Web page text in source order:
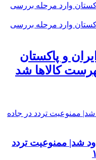
و پاکستان
کالاها شد
شد| ممنوعیت تردد